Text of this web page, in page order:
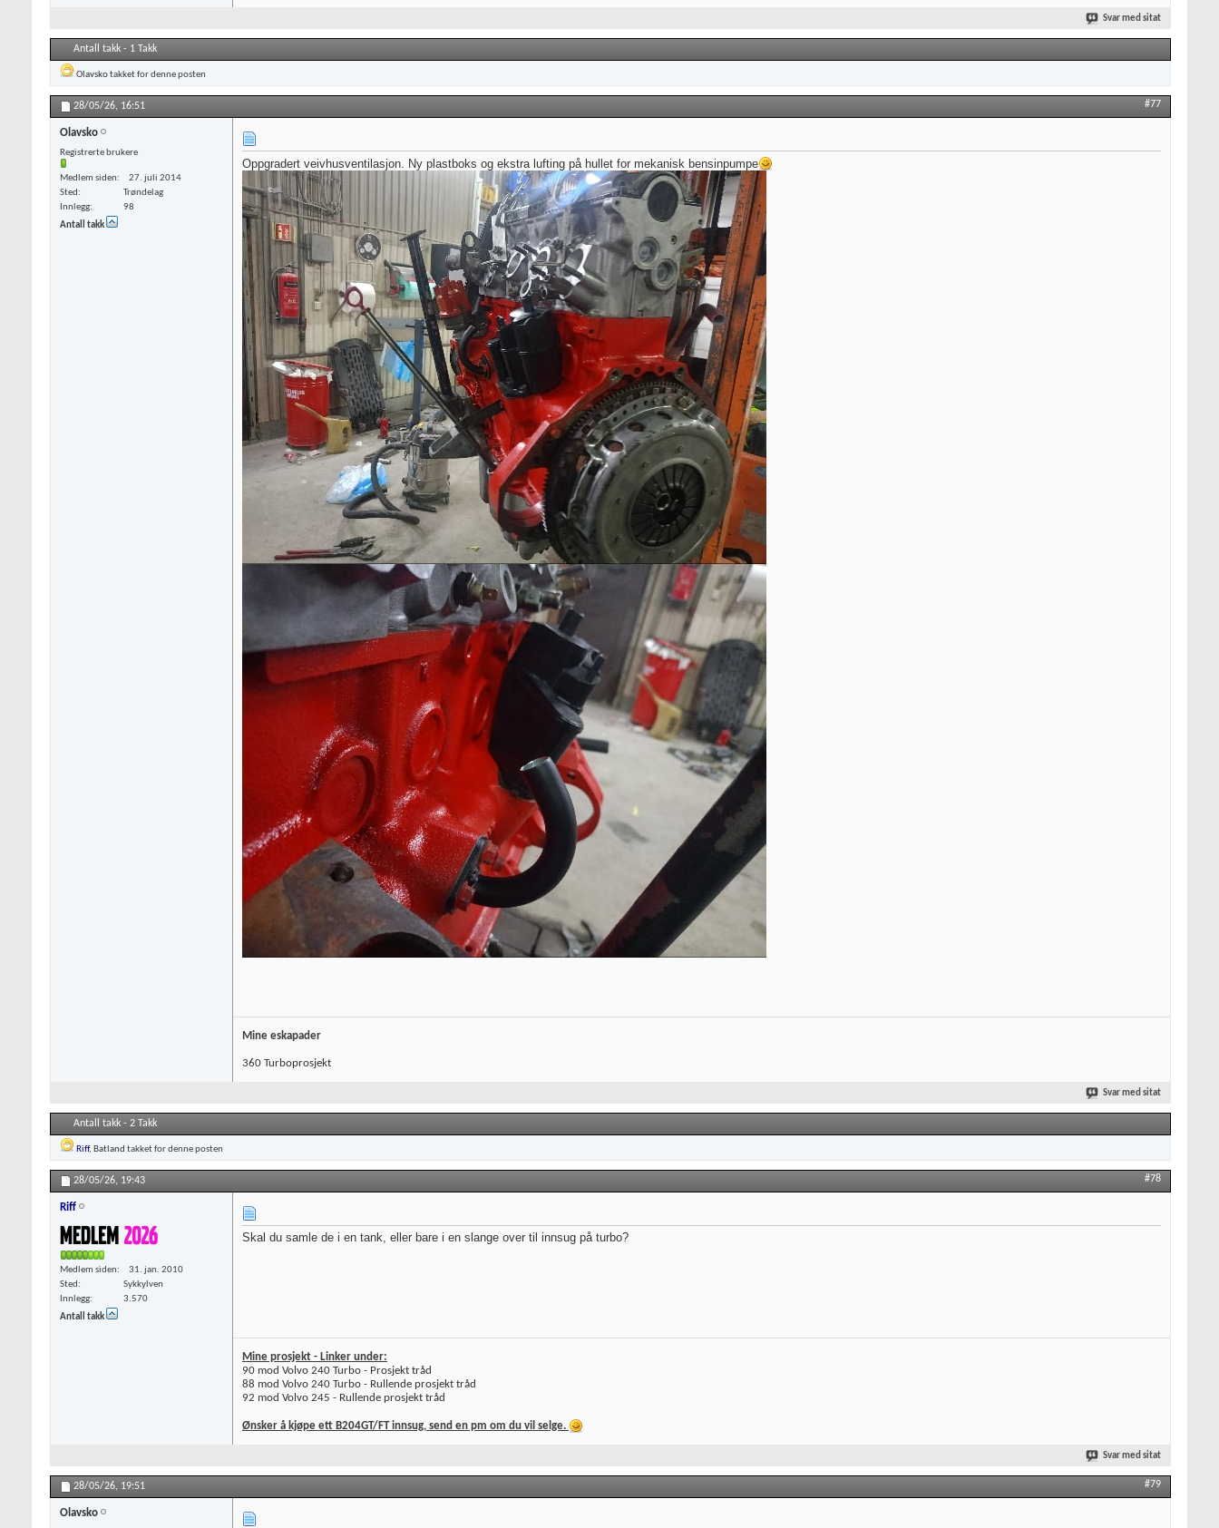
Svar med sitat
Antall takk - 1 Takk
Olavskotakket for denne posten
28/05/26, 16:51 #77
Olavsko
Registrerte brukere
Medlem siden
27. juli 2014
Sted
Trøndelag
Innlegg
98
Antall takk
Oppgradert veivhusventilasjon. Ny plastboks og ekstra lufting på hullet for mekanisk bensinpumpe
Mine eskapader
360 Turboprosjekt
Svar med sitat
Antall takk - 2 Takk
Riff, Batland takket for denne posten
28/05/26, 19:43 #78
Riff
Medlem siden
31. jan. 2010
Sted
Sykkylven
Innlegg
3.570
Antall takk
Skal du samle de i en tank, eller bare i en slange over til innsug på turbo?
Mine prosjekt - Linker under:
90 mod Volvo 240 Turbo - Prosjekt tråd
88 mod Volvo 240 Turbo - Rullende prosjekt tråd
92 mod Volvo 245 - Rullende prosjekt tråd
Ønsker å kjøpe ett B204GT/FT innsug, send en pm om du vil selge.
Svar med sitat
28/05/26, 19:51 #79
Olavsko